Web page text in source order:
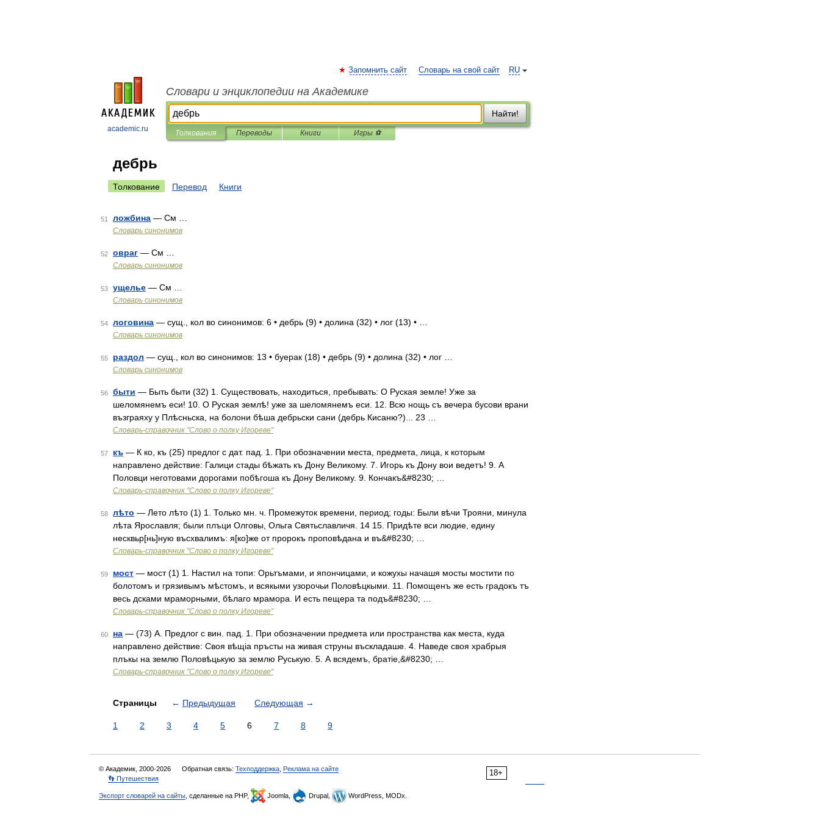
academic.ru
RU
Запомнить сайт Словарь на свой сайт
Словари и энциклопедии на Академике
Найти!
Толкования Переводы Книги Игры ⚽
дебрь
Толкование Перевод Книги
51 ложбина — См …
Словарь синонимов
52 овраг — См …
Словарь синонимов
53 ущелье — См …
Словарь синонимов
54 логовина — сущ., кол во синонимов: 6 • дебрь (9) • долина (32) • лог (13) • …
Словарь синонимов
55 раздол — сущ., кол во синонимов: 13 • буерак (18) • дебрь (9) • долина (32) • лог …
Словарь синонимов
56 быти — Быть быти (32) 1. Существовать, находиться, пребывать: О Руская земле! Уже за
шеломянемъ еси! 10. О Руская землѣ! уже за шеломянемъ еси. 12. Всю нощь съ вечера бусови врани
възграяху у Плѣсньска, на болони бѣша дебрьски сани (дебрь Кисаню?)... 23 …
Словарь-справочник "Слово о полку Игореве"
57 къ — К ко, къ (25) предлог с дат. пад. 1. При обозначении места, предмета, лица, к которым
направлено действие: Галици стады бѣжать къ Дону Великому. 7. Игорь къ Дону вои ведетъ! 9. А
Половци неготовами дорогами побѣгоша къ Дону Великому. 9. Кончакъ&#8230; …
Словарь-справочник "Слово о полку Игореве"
58 лѣто — Лето лѣто (1) 1. Только мн. ч. Промежуток времени, период; годы: Были вѣчи Трояни, минула
лѣта Ярославля; были плъци Олговы, Ольга Святьславличя. 14 15. Придѣте вси людие, едину
несквьр[нь]ную въсхвалимъ: я[ко]же от пророкъ проповѣдана и въ&#8230; …
Словарь-справочник "Слово о полку Игореве"
59 мост — мост (1) 1. Настил на топи: Орьтъмами, и япончицами, и кожухы начашя мосты мостити по
болотомъ и грязивымъ мѣстомъ, и всякыми узорочьи Половѣцкыми. 11. Помощенъ же есть градокъ тъ
весь дсками мраморными, бѣлаго мрамора. И есть пещера та подъ&#8230; …
Словарь-справочник "Слово о полку Игореве"
60 на — (73) А. Предлог с вин. пад. 1. При обозначении предмета или пространства как места, куда
направлено действие: Своя вѣщіа пръсты на живая струны въскладаше. 4. Наведе своя храбрыя
плъкы на землю Половѣцькую за землю Руськую. 5. А всядемъ, братіе,&#8230; …
Словарь-справочник "Слово о полку Игореве"
Страницы ← Предыдущая Следующая →
1 2 3 4 5 6 7 8 9
18+
© Академик, 2000-2026 Обратная связь: Техподдержка Реклама на сайте
👣 Путешествия
Экспорт словарей на сайты , сделанные на PHP, Joomla, Drupal, WordPress, MODx.